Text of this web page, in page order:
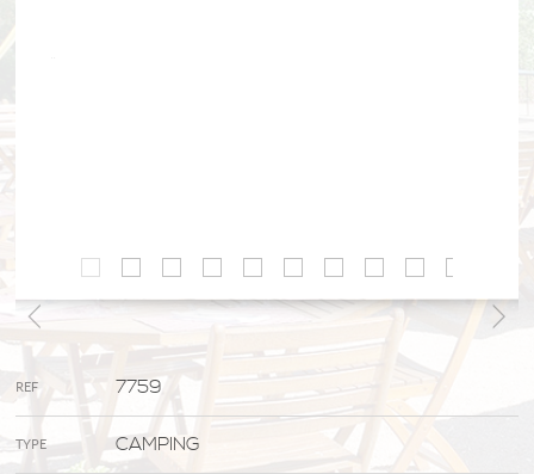
REF 7759
TYPE CAMPING